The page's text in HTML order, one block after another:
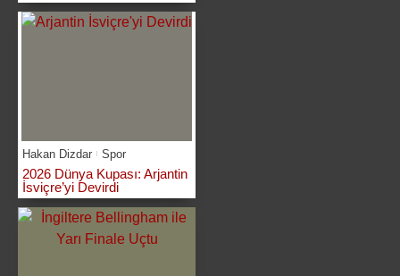
Hakan Dizdar Spor
2026 Dünya Kupası: Arjantin
İsviçre’yi Devirdi